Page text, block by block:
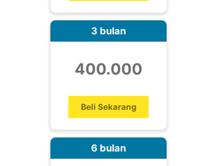
3 bulan
400.000
Beli Sekarang
6 bulan